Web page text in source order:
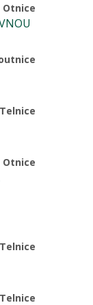
Otnice
Telnice
Otnice
Telnice
Telnice